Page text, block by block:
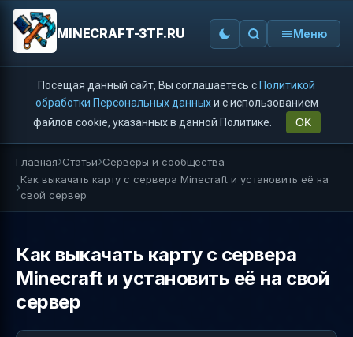
MINECRAFT-3TF.RU Меню
Посещая данный сайт, Вы соглашаетесь с Политикой
обработки Персональных данныхи с использованием
файлов cookie, указанных в данной Политике.
OK
Главная Статьи Серверы и сообщества
Как выкачать карту с сервера Minecraft и установить её на
свой сервер
Как выкачать карту с сервера
Minecraft и установить её на свой
сервер